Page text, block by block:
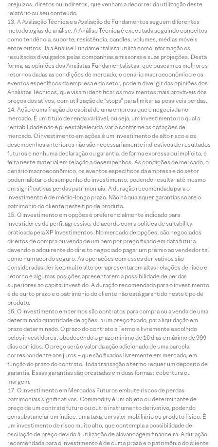
prejuízos, diretos ou indiretos, que venham a decorrer da utilização deste
relatório ou seu conteúdo.
A Avaliação Técnica e a Avaliação de Fundamentos seguem diferentes
metodologias de análise. A Análise Técnica é executada seguindo conceitos
como tendência, suporte, resistência, candles, volumes, médias móveis
entre outros. Já a Análise Fundamentalista utiliza como informação os
resultados divulgados pelas companhias emissoras e suas projeções. Desta
forma, as opiniões dos Analistas Fundamentalistas, que buscam os melhores
retornos dadas as condições de mercado, o cenário macroeconômico e os
eventos específicos da empresa e do setor, podem divergir das opiniões dos
Analistas Técnicos, que visam identificar os movimentos mais prováveis dos
preços dos ativos, com utilização de “stops” para limitar as possíveis perdas.
Ação é uma fração do capital de uma empresa que é negociada no
mercado. É um título de renda variável, ou seja, um investimento no qual a
rentabilidade não é preestabelecida, varia conforme as cotações de
mercado. O investimento em ações é um investimento de alto risco e os
desempenhos anteriores não são necessariamente indicativos de resultados
futuros e nenhuma declaração ou garantia, de forma expressa ou implícita, é
feita neste material em relação a desempenhos. As condições de mercado, o
cenário macroeconômico, os eventos específicos da empresa e do setor
podem afetar o desempenho do investimento, podendo resultar até mesmo
em significativas perdas patrimoniais. A duração recomendada para o
investimento é de médio-longo prazo. Não há quaisquer garantias sobre o
patrimônio do cliente neste tipo de produto.
O investimento em opções é preferencialmente indicado para
investidores de perfil agressivo, de acordo com a política de suitability
praticada pela XP Investimentos. No mercado de opções, são negociados
direitos de compra ou venda de um bem por preço fixado em data futura,
devendo o adquirente do direito negociado pagar um prêmio ao vendedor tal
como num acordo seguro. As operações com esses derivativos são
consideradas de risco muito alto por apresentarem altas relações de risco e
retorno e algumas posições apresentarem a possibilidade de perdas
superiores ao capital investido. A duração recomendada para o investimento
é de curto prazo e o patrimônio do cliente não está garantido neste tipo de
produto.
O investimento em termos são contratos para compra ou a venda de uma
determinada quantidade de ações, a um preço fixado, para liquidação em
prazo determinado. O prazo do contrato a Termo é livremente escolhido
pelos investidores, obedecendo o prazo mínimo de 16 dias e máximo de 999
dias corridos. O preço será o valor da ação adicionado de uma parcela
correspondente aos juros – que são fixados livremente em mercado, em
função do prazo do contrato. Toda transação a termo requer um depósito de
garantia. Essas garantias são prestadas em duas formas: cobertura ou
margem.
O investimento em Mercados Futuros embute riscos de perdas
patrimoniais significativos. Commodity é um objeto ou determinante de
preço de um contrato futuro ou outro instrumento derivativo, podendo
consubstanciar um índice, uma taxa, um valor mobiliário ou produto físico. É
um investimento de risco muito alto, que contempla a possibilidade de
oscilação de preço devido à utilização de alavancagem financeira. A duração
recomendada para o investimento é de curto prazo e o patrimônio do cliente